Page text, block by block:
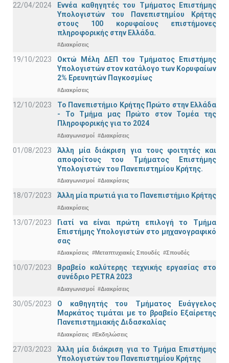
22/04/2024
Εννέα καθηγητές του Τμήματος Επιστήμης
Υπολογιστών του Πανεπιστημίου Κρήτης
στους 100 κορυφαίους επιστήμονες
πληροφορικής στην Ελλάδα.
#Διακρίσεις
19/10/2023
Οκτώ Μέλη ΔΕΠ του Τμήματος Επιστήμης
Υπολογιστών στον κατάλογο των Κορυφαίων
2% Ερευνητών Παγκοσμίως
#Διακρίσεις
12/10/2023
Το Πανεπιστήμιο Κρήτης Πρώτο στην Ελλάδα
- Το Τμήμα μας Πρώτο στον Τομέα της
Πληροφορικής για το 2024
#Διαγωνισμοί #Διακρίσεις
01/08/2023
Άλλη μία διάκριση για τους φοιτητές και
αποφοίτους του Τμήματος Επιστήμης
Υπολογιστών του Πανεπιστημίου Κρήτης.
#Διαγωνισμοί #Διακρίσεις
18/07/2023 Άλλη μία πρωτιά για το Πανεπιστήμιο Κρήτης
#Διακρίσεις
13/07/2023
Γιατί να είναι πρώτη επιλογή το Τμήμα
Επιστήμης Υπολογιστών στο μηχανογραφικό
σας
#Διακρίσεις #Μεταπτυχιακές Σπουδές #Σπουδές
10/07/2023
Βραβείο καλύτερης τεχνικής εργασίας στο
συνέδριο PETRA 2023
#Διαγωνισμοί #Διακρίσεις
30/05/2023
Ο καθηγητής του Τμήματος Ευάγγελος
Μαρκάτος τιμάται με το βραβείο Εξαίρετης
Πανεπιστημιακής Διδασκαλίας
#Διακρίσεις #Εκδηλώσεις
27/03/2023
Άλλη μία διάκριση για το Τμήμα Επιστήμης
Υπολογιστών του Πανεπιστημίου Κρήτης